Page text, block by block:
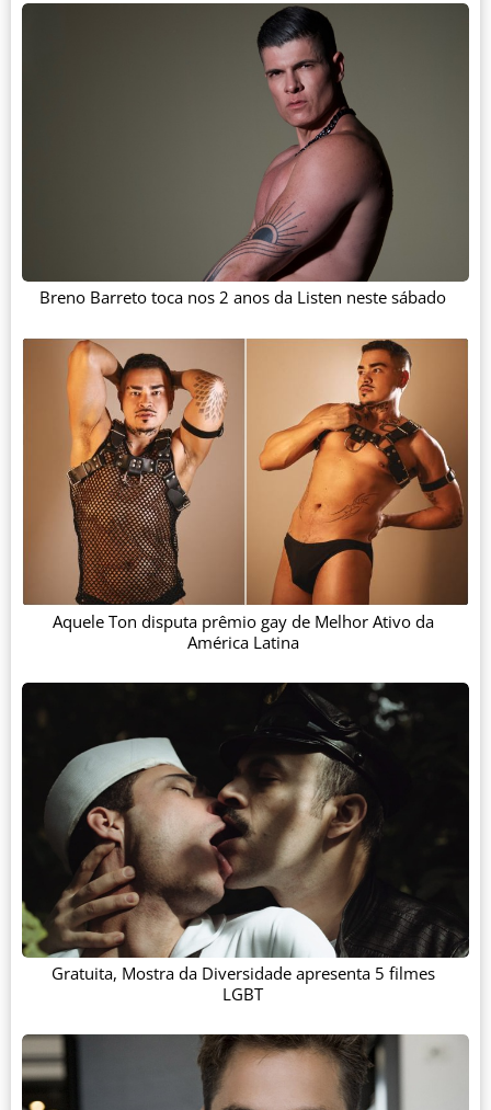
Breno Barreto toca nos 2 anos da Listen neste sábado
Aquele Ton disputa prêmio gay de Melhor Ativo da
América Latina
Gratuita, Mostra da Diversidade apresenta 5 filmes
LGBT